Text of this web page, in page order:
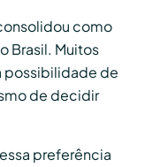
como
Brasil. Muitos
possibilidade de
de decidir
preferência